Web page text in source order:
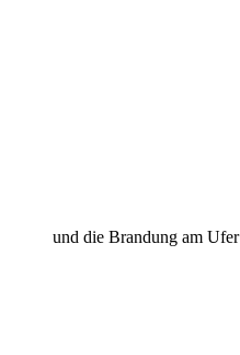
und die Brandung am Ufer